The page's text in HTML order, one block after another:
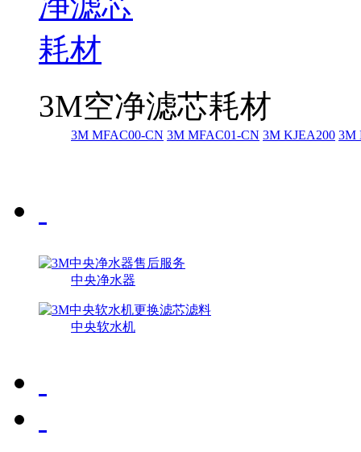
3M空净滤芯耗材
3M MFAC00-CN 3M MFAC01-CN 3M KJEA200 3M
中央净水器
中央软水机